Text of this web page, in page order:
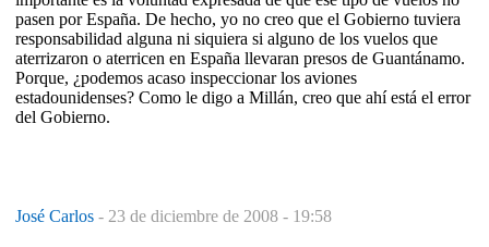
pasen por España. De hecho, yo no creo que el Gobierno tuviera
responsabilidad alguna ni siquiera si alguno de los vuelos que
aterrizaron o aterricen en España llevaran presos de Guantánamo.
Porque, ¿podemos acaso inspeccionar los aviones
estadounidenses? Como le digo a Millán, creo que ahí está el error
del Gobierno.
José Carlos - 23 de diciembre de 2008 - 19:58